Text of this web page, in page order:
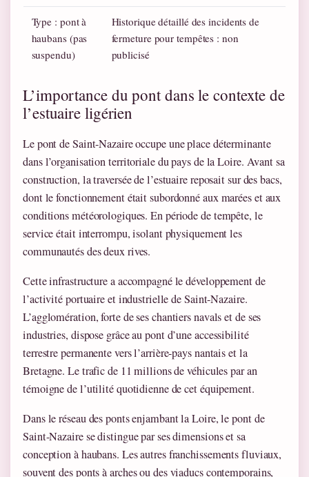
Type : pont à
haubans (pas
suspendu)
Historique détaillé des incidents de
fermeture pour tempêtes : non
publicisé
L’importance du pont dans le contexte de
l’estuaire ligérien
Le pont de Saint-Nazaire occupe une place déterminante
dans l’organisation territoriale du pays de la Loire. Avant sa
construction, la traversée de l’estuaire reposait sur des bacs,
dont le fonctionnement était subordonné aux marées et aux
conditions météorologiques. En période de tempête, le
service était interrompu, isolant physiquement les
communautés des deux rives.
Cette infrastructure a accompagné le développement de
l’activité portuaire et industrielle de Saint-Nazaire.
L’agglomération, forte de ses chantiers navals et de ses
industries, dispose grâce au pont d’une accessibilité
terrestre permanente vers l’arrière-pays nantais et la
Bretagne. Le trafic de 11 millions de véhicules par an
témoigne de l’utilité quotidienne de cet équipement.
Dans le réseau des ponts enjambant la Loire, le pont de
Saint-Nazaire se distingue par ses dimensions et sa
conception à haubans. Les autres franchissements fluviaux,
souvent des ponts à arches ou des viaducs contemporains,